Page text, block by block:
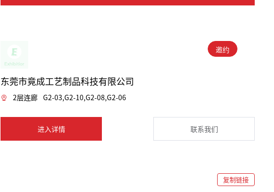
邀约
东莞市竟成工艺制品科技有限公司
2层连廊 G2-03,G2-10,G2-08,G2-06
进入详情 联系我们
复制链接